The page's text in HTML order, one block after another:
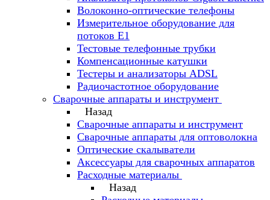
Волоконно-оптические телефоны
Измерительное оборудование для
потоков Е1
Тестовые телефонные трубки
Компенсационные катушки
Тестеры и анализаторы ADSL
Радиочастотное оборудование
Сварочные аппараты и инструмент
Назад
Сварочные аппараты и инструмент
Сварочные аппараты для оптоволокна
Оптические скалыватели
Аксессуары для сварочных аппаратов
Расходные материалы
Назад